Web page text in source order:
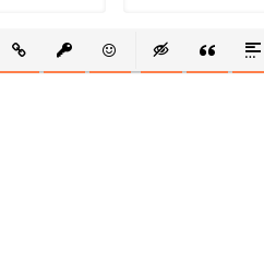
СПИСОКСПИСОК
ВСТАВИТЬ ССЫЛКУ
ВСТАВИТЬ ЗАЩИЩЕННУЮ
ВСТАВИТЬ СМАЙЛИК
ВСТАВКА